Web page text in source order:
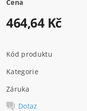
Cena
464,64 Kč
Kód produktu
Kategorie
Záruka
Dotaz